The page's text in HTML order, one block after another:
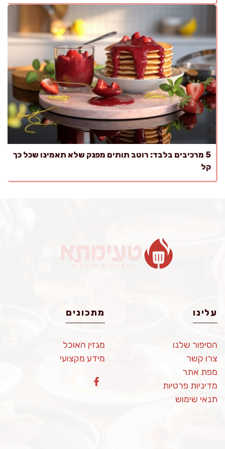
5 מרכיבים בלבד: רוטב תותים מפנק שלא תאמינו שכל כך
קל
עלינו
הסיפור שלנו
צרו קשר
מפת אתר
מדיניות פרטיות
תנאי שימוש
מתכונים
מגזין האוכל
מידע מקצועי